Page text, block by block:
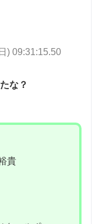
) 09:31:15.50
な？
貴